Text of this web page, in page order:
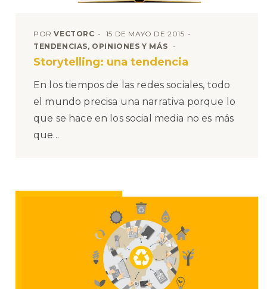
PORVECTORC
15 DE MAYO DE 2015
TENDENCIAS, OPINIONES Y MÁS
Storytelling: una tendencia
En los tiempos de las redes sociales, todo
el mundo precisa una narrativa porque lo
que se hace en los social media no es más
que...